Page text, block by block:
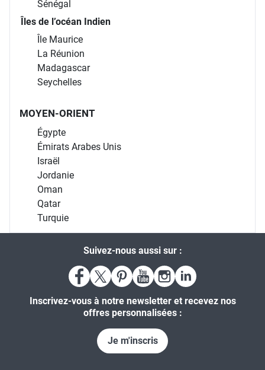
Sénégal
Îles de l’océan Indien
Île Maurice
La Réunion
Madagascar
Seychelles
MOYEN-ORIENT
Égypte
Émirats Arabes Unis
Israël
Jordanie
Oman
Qatar
Turquie
Suivez-nous aussi sur :
Inscrivez-vous à notre newsletter et recevez nos
offres personnalisées :
Je m'inscris